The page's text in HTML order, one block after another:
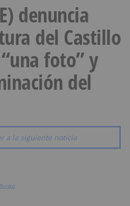
denuncia
del Castillo
foto” y
del
a la siguiente noticia